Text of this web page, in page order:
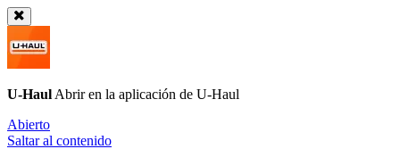
U-Haul Abrir en la aplicación de U-Haul
Abierto
Saltar al contenido